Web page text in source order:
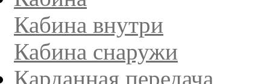
Кабина внутри
Кабина снаружи
Карданная передача